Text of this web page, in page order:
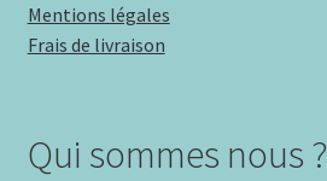
Mentions légales
Frais de livraison
Qui sommes nous ?